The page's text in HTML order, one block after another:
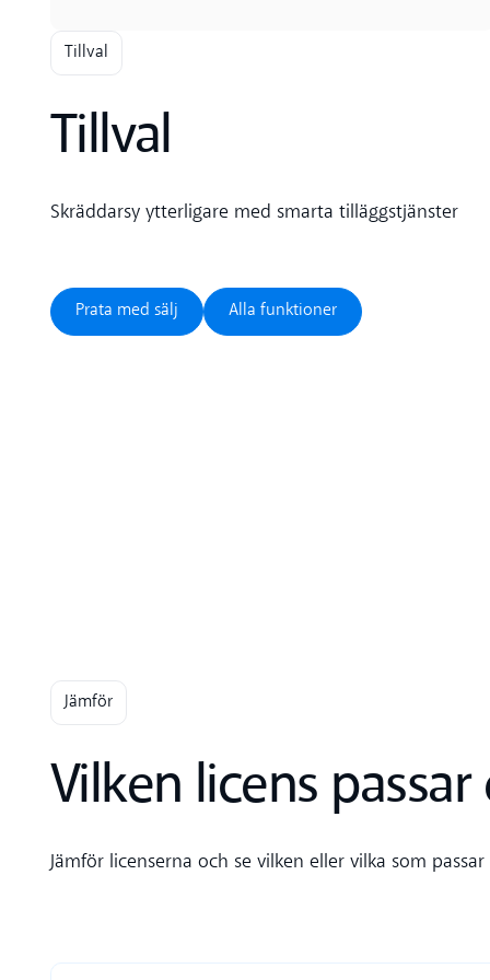
Tillval
Tillval
Skräddarsy ytterligare med smarta tilläggstjänster
Prata med sälj
Prata med sälj
Alla funktioner
Alla funktioner
Jämför
Vilken licens passar
Jämför licenserna och se vilken eller vilka som